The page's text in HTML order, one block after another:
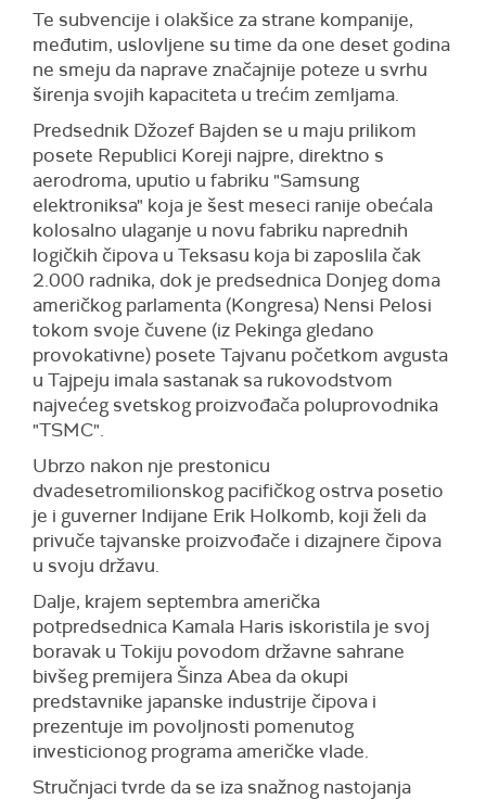
Te subvencije i olakšice za strane kompanije,
međutim, uslovljene su time da one deset godina
ne smeju da naprave značajnije poteze u svrhu
širenja svojih kapaciteta u trećim zemljama.
Predsednik Džozef Bajden se u maju prilikom
posete Republici Koreji najpre, direktno s
aerodroma, uputio u fabriku "Samsung
elektroniksa" koja je šest meseci ranije obećala
kolosalno ulaganje u novu fabriku naprednih
logičkih čipova u Teksasu koja bi zaposlila čak
2.000 radnika, dok je predsednica Donjeg doma
američkog parlamenta (Kongresa) Nensi Pelosi
tokom svoje čuvene (iz Pekinga gledano
provokativne) posete Tajvanu početkom avgusta
u Tajpeju imala sastanak sa rukovodstvom
najvećeg svetskog proizvođača poluprovodnika
"TSMC".
Ubrzo nakon nje prestonicu
dvadesetromilionskog pacifičkog ostrva posetio
je i guverner Indijane Erik Holkomb, koji želi da
privuče tajvanske proizvođače i dizajnere čipova
u svoju državu.
Dalje, krajem septembra američka
potpredsednica Kamala Haris iskoristila je svoj
boravak u Tokiju povodom državne sahrane
bivšeg premijera Šinza Abea da okupi
predstavnike japanske industrije čipova i
prezentuje im povoljnosti pomenutog
investicionog programa američke vlade.
Stručnjaci tvrde da se iza snažnog nastojanja